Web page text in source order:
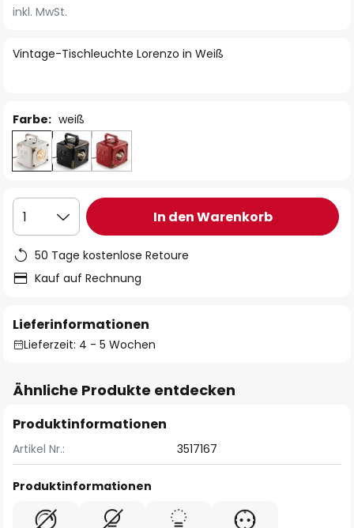
der
springen
Vintage-Tischleuchte Lorenzo in Weiß
inkl. MwSt.
Farbe: weiß
1 In den Warenkorb
50 Tage kostenlose Retoure
Kauf auf Rechnung
Lieferinformationen
Lieferzeit: 4 - 5 Wochen
Ähnliche Produkte entdecken
Produktinformationen
Artikel Nr.: 3517167
Produktinformationen